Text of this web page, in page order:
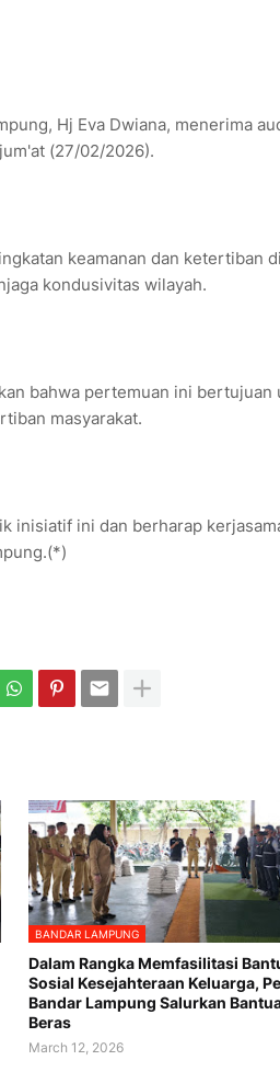
Hj Eva Dwiana, menerima
(27/02/2026).
keamanan dan ketertiban
kondusivitas wilayah.
bahwa pertemuan ini
masyarakat.
inisiatif ini dan berharap
BANDAR LAMPUNG
Dalam Rangka Memfasilitasi
Sosial Kesejahteraan Keluarga,
Bandar Lampung Salurkan
Beras
March 12, 2026